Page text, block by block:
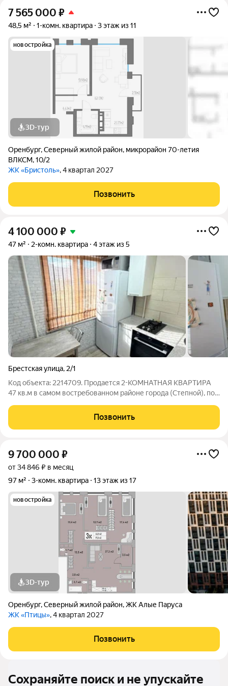
7 565 000 ₽
48,5 м² 1-комн. квартира 3 этаж из 11
новостройка
3D-тур
Оренбург,Северный жилой район, микрорайон 70-летия
ВЛКСМ,10/2
ЖК «Бристоль», 4 квартал 2027
Позвонить
4 100 000 ₽
47 м² 2-комн. квартира 4 этаж из 5
Брестская улица, 2/1
Код объекта: 2214709. Продается 2-КОМНАТНАЯ КВАРТИРА
47 кв.м в самом востребованном районе города (Степной), по
двумя балконами): уютная кухня, две изолированные комнаты
с выходом на
Позвонить
9 700 000 ₽
от 34 846 ₽ в месяц
97 м²
3-комн. квартира 13 этаж из 17
новостройка
3D-тур
Оренбург,Северный жилой район,ЖК Алые Паруса
ЖК «Птицы», 4 квартал 2027
Позвонить
Сохраняйте поиск и не упускайте